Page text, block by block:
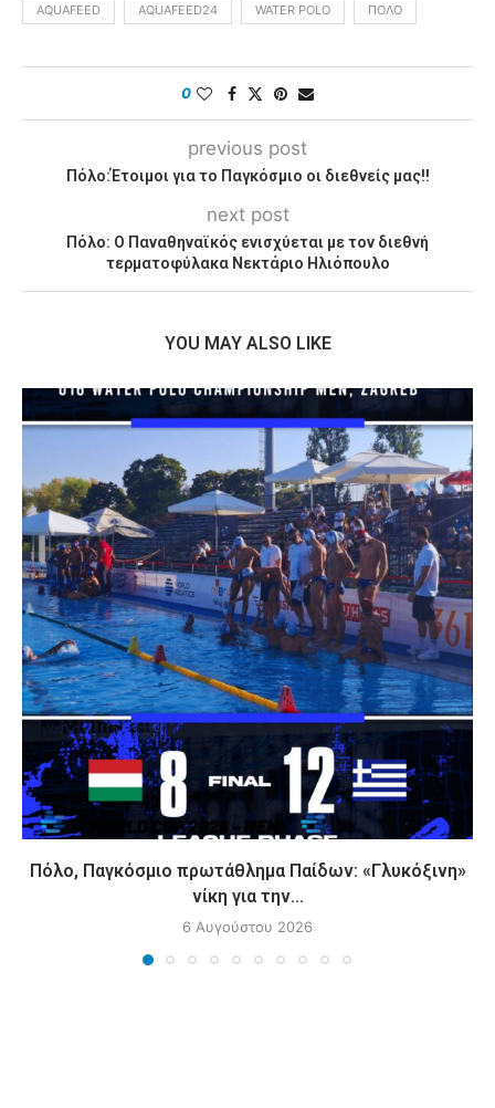
AQUAFEED AQUAFEED24 WATER POLO ΠΌΛΟ
0
previous post
Πόλο:Έτοιμοι για το Παγκόσμιο οι διεθνείς μας!!
next post
Πόλο: Ο Παναθηναϊκός ενισχύεται με τον διεθνή
τερματοφύλακα Νεκτάριο Ηλιόπουλο
YOU MAY ALSO LIKE
Πόλο, Παγκόσμιο πρωτάθλημα Παίδων: «Γλυκόξινη»
νίκη για την...
6 Αυγούστου 2026